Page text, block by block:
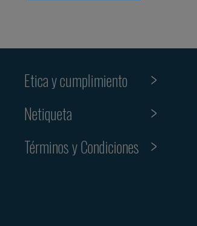
Etica y cumplimiento
Netiqueta
Términos y Condiciones